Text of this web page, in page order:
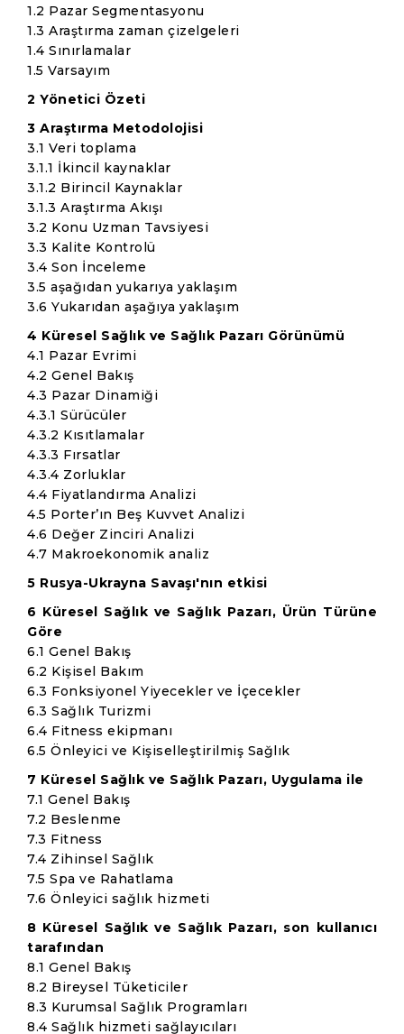
1.2 Pazar Segmentasyonu
1.3 Araştırma zaman çizelgeleri
1.4 Sınırlamalar
1.5 Varsayım
2 Yönetici Özeti
3 Araştırma Metodolojisi
3.1 Veri toplama
3.1.1 İkincil kaynaklar
3.1.2 Birincil Kaynaklar
3.1.3 Araştırma Akışı
3.2 Konu Uzman Tavsiyesi
3.3 Kalite Kontrolü
3.4 Son İnceleme
3.5 aşağıdan yukarıya yaklaşım
3.6 Yukarıdan aşağıya yaklaşım
4 Küresel Sağlık ve Sağlık Pazarı Görünümü
4.1 Pazar Evrimi
4.2 Genel Bakış
4.3 Pazar Dinamiği
4.3.1 Sürücüler
4.3.2 Kısıtlamalar
4.3.3 Fırsatlar
4.3.4 Zorluklar
4.4 Fiyatlandırma Analizi
4.5 Porter’ın Beş Kuvvet Analizi
4.6 Değer Zinciri Analizi
4.7 Makroekonomik analiz
5 Rusya-Ukrayna Savaşı'nın etkisi
6 Küresel Sağlık ve Sağlık Pazarı, Ürün Türüne
Göre
6.1 Genel Bakış
6.2 Kişisel Bakım
6.3 Fonksiyonel Yiyecekler ve İçecekler
6.3 Sağlık Turizmi
6.4 Fitness ekipmanı
6.5 Önleyici ve Kişiselleştirilmiş Sağlık
7 Küresel Sağlık ve Sağlık Pazarı, Uygulama ile
7.1 Genel Bakış
7.2 Beslenme
7.3 Fitness
7.4 Zihinsel Sağlık
7.5 Spa ve Rahatlama
7.6 Önleyici sağlık hizmeti
8 Küresel Sağlık ve Sağlık Pazarı, son kullanıcı
tarafından
8.1 Genel Bakış
8.2 Bireysel Tüketiciler
8.3 Kurumsal Sağlık Programları
8.4 Sağlık hizmeti sağlayıcıları